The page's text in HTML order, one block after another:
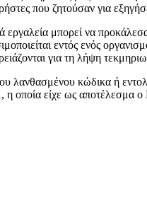
που ζητούσαν για
εργαλεία μπορεί να
εντός ενός
για τη λήψη
κώδικα ή
η οποία είχε ως